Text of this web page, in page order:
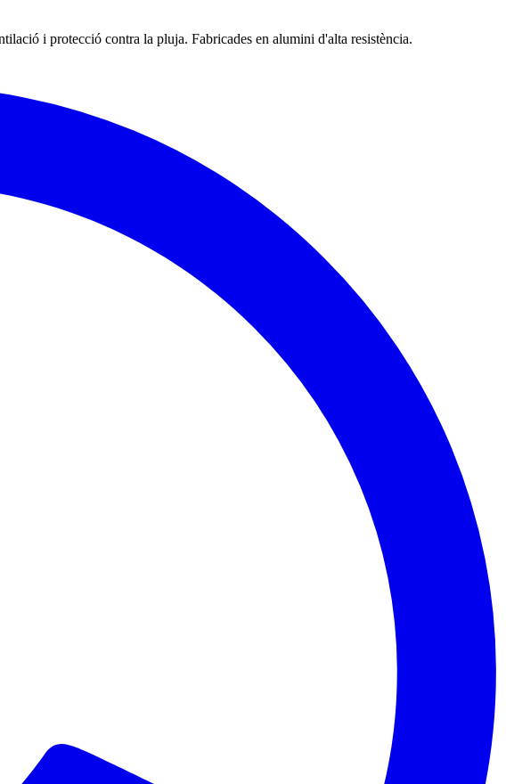
i protecció contra la pluja. Fabricades en alumini d'alta resistència.